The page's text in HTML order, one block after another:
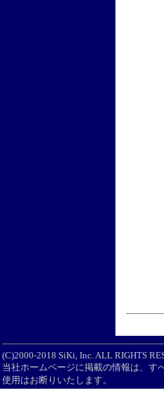
(C)2000-2018 SiKi, Inc. ALL RIGHTS
当社ホームページに掲載の情報は、す
使用はお断りいたします。